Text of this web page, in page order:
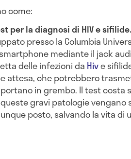
come:
per la diagnosi di HIV e sifilide.
presso la Columbia
mediante il jack
delle infezioni da Hive
attesa, che potrebbero
in grembo. Il test costa
gravi patologie
posto, salvando la vita di